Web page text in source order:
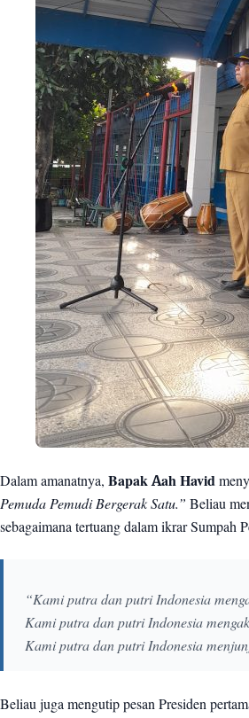
Dalam amanatnya, Bapak Aah Havid
Pemuda Pemudi Bergerak Satu.” Beliau
sebagaimana tertuang dalam ikrar Sumpah
“Kami putra dan putri Indonesia
Kami putra dan putri Indonesia
Kami putra dan putri Indonesia
Beliau juga mengutip pesan Presiden